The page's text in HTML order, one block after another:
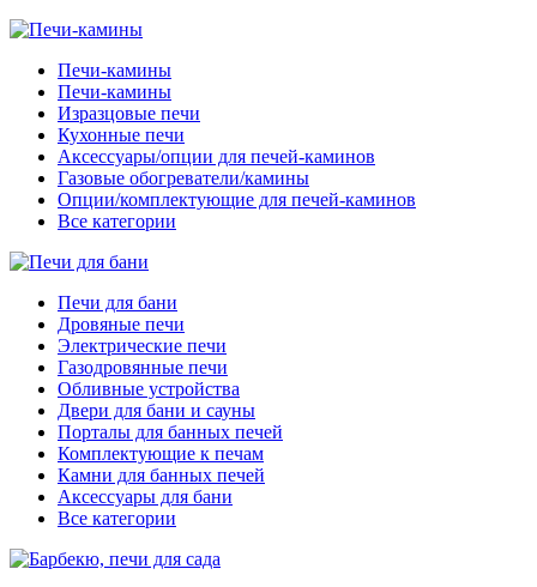
Печи-камины
Печи-камины
Изразцовые печи
Кухонные печи
Аксессуары/опции для печей-каминов
Газовые обогреватели/камины
Опции/комплектующие для печей-каминов
Все категории
Печи для бани
Дровяные печи
Электрические печи
Газодровянные печи
Обливные устройства
Двери для бани и сауны
Порталы для банных печей
Комплектующие к печам
Камни для банных печей
Аксессуары для бани
Все категории